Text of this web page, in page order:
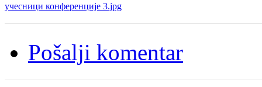
учесници конференције 3.jpg
Pošalji komentar